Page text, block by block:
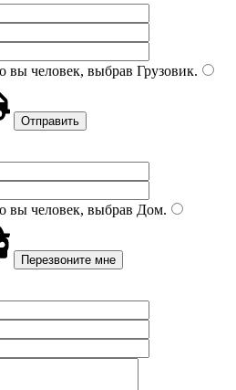
вы человек, выбрав Грузовик.
вы человек, выбрав Дом.